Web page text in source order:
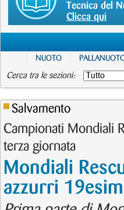
Tecnica del
Clicca qui
NUOTO
Cerca tra le sezioni:
Salvamento
Campionati Mondiali
terza giornata
Mondiali
azzurri